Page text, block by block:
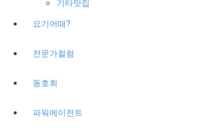
기타맛집
요기어때?
전문가컬럼
동호회
파워에이전트